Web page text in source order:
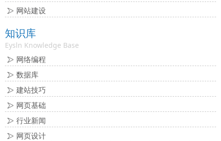
网站建设
知识库
Eysln Knowledge Base
网络编程
数据库
建站技巧
网页基础
行业新闻
网页设计